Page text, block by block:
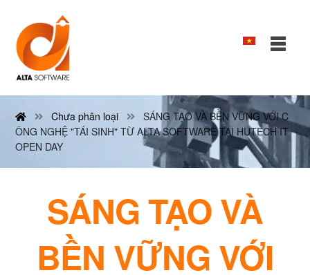
Chưa phân loại
SÁNG TẠO VÀ BỀN VỮNG VỚI C
ÔNG NGHỆ "TÁI SINH" TỪ ALTA SOFTWARE TẠI HUTECH IT
OPEN DAY
SÁNG TẠO VÀ
BỀN VỮNG VỚI